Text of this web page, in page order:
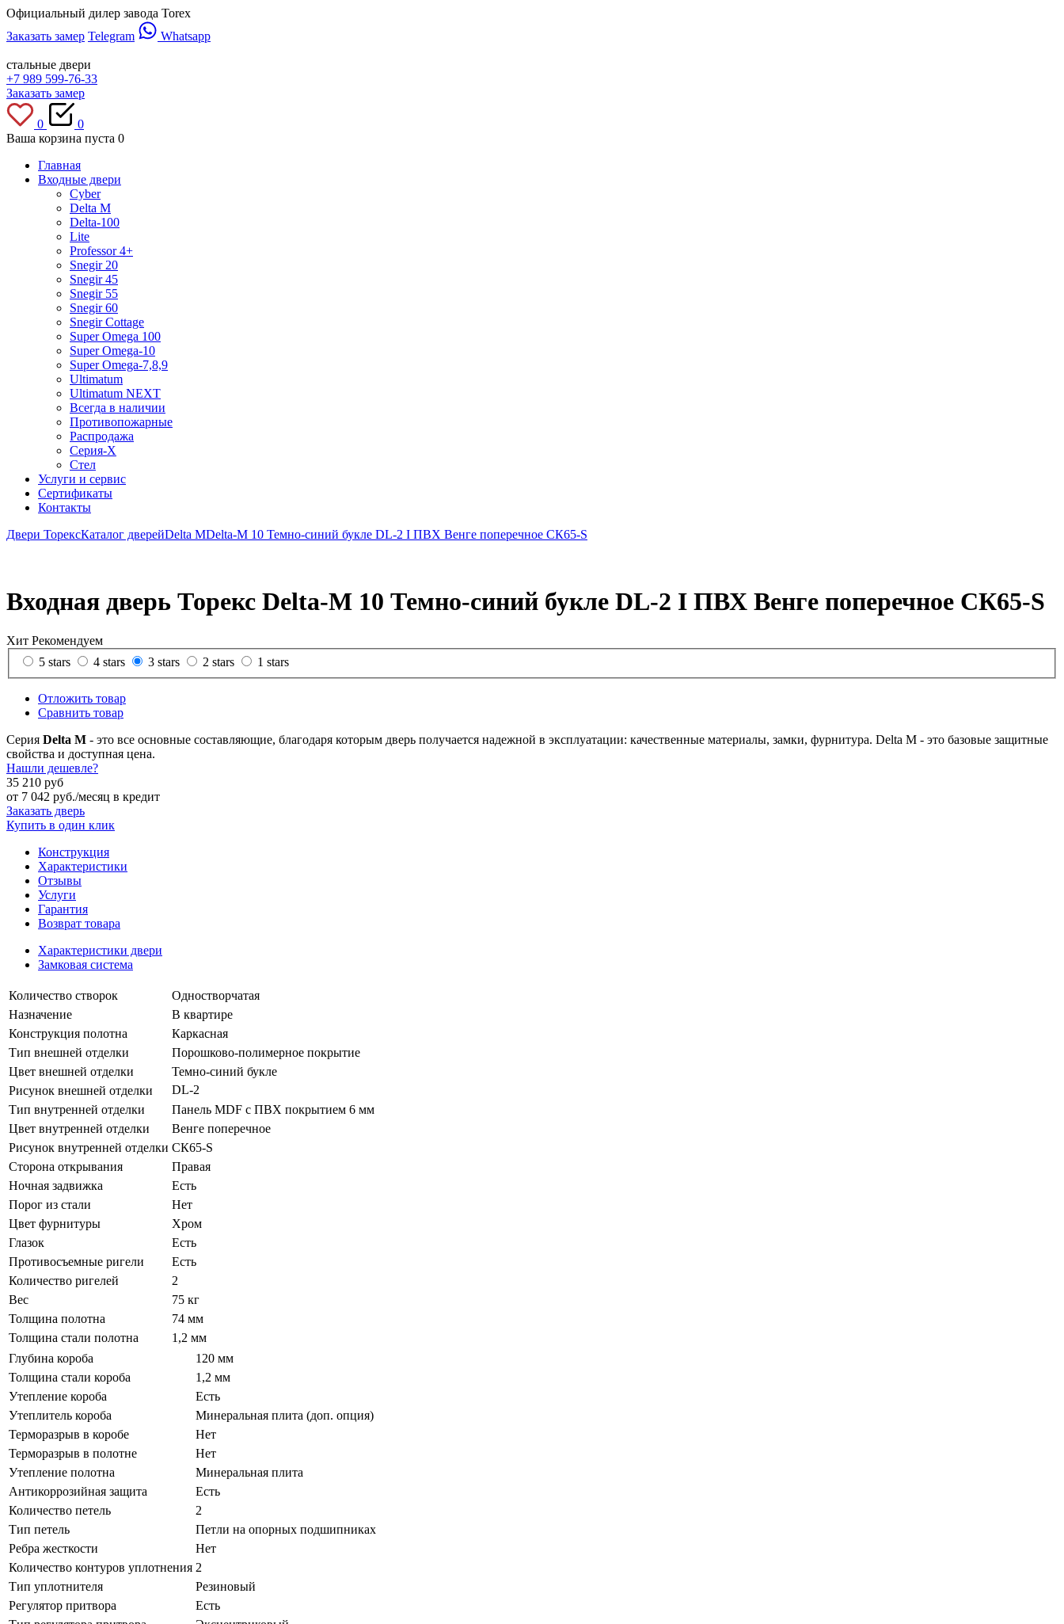
Официальный дилер завода Torex
Заказать замер Telegram Whatsapp
стальные двери
+7 989 599-76-33
Заказать замер
0
0
Ваша корзина пуста 0
Главная
Входные двери
Cyber
Delta M
Delta-100
Lite
Professor 4+
Snegir 20
Snegir 45
Snegir 55
Snegir 60
Snegir Cottage
Super Omega 100
Super Omega-10
Super Omega-7,8,9
Ultimatum
Ultimatum NEXT
Всегда в наличии
Противопожарные
Распродажа
Серия-X
Стел
Услуги и сервис
Сертификаты
Контакты
Двери ТорексКаталог дверейDelta MDelta-M 10 Темно-синий букле DL-2 I ПВХ Венге поперечное СК65-S
Входная дверь Торекс Delta-M 10 Темно-синий букле DL-2 I ПВХ Венге поперечное СК65-S
Хит Рекомендуем
5 stars
4 stars 3 stars 2 stars 1 stars
Отложить товар
Сравнить товар
Серия Delta M - это все основные составляющие, благодаря которым дверь получается надежной в эксплуатации: качественные материалы, замки, фурнитура. Delta M - это базовые защитные
свойства и доступная цена.
Нашли дешевле?
35 210 руб
от 7 042 руб./месяц в кредит
Заказать дверь
Купить в один клик
Конструкция
Характеристики
Отзывы
Услуги
Гарантия
Возврат товара
Характеристики двери
Замковая система
Количество створок
Одностворчатая
Назначение
В квартире
Конструкция полотна
Каркасная
Тип внешней отделки
Порошково-полимерное покрытие
Цвет внешней отделки
Темно-синий букле
Рисунок внешней отделки
DL-2
Тип внутренней отделки
Панель MDF с ПВХ покрытием 6 мм
Цвет внутренней отделки
Венге поперечное
Рисунок внутренней отделки СК65-S
Сторона открывания
Правая
Ночная задвижка
Есть
Порог из стали
Нет
Цвет фурнитуры
Хром
Глазок
Есть
Противосъемные ригели
Есть
Количество ригелей
2
Вес
75 кг
Толщина полотна
74 мм
Толщина стали полотна
1,2 мм
Глубина короба
120 мм
Толщина стали короба
1,2 мм
Утепление короба
Есть
Утеплитель короба
Минеральная плита (доп. опция)
Терморазрыв в коробе
Нет
Терморазрыв в полотне
Нет
Утепление полотна
Минеральная плита
Антикоррозийная защита
Есть
Количество петель
2
Тип петель
Петли на опорных подшипниках
Ребра жесткости
Нет
Количество контуров уплотнения 2
Тип уплотнителя
Резиновый
Регулятор притвора
Есть